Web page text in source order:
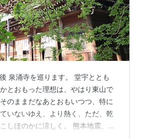
泉涌寺を巡ります。 堂宇ととも
とおもった理想は、やはり東山で
のままだなあとおもいつつ、特に
いないゆえ、より熱く、ただ、乾
しほのかに涼しく。 熊本地震、こ